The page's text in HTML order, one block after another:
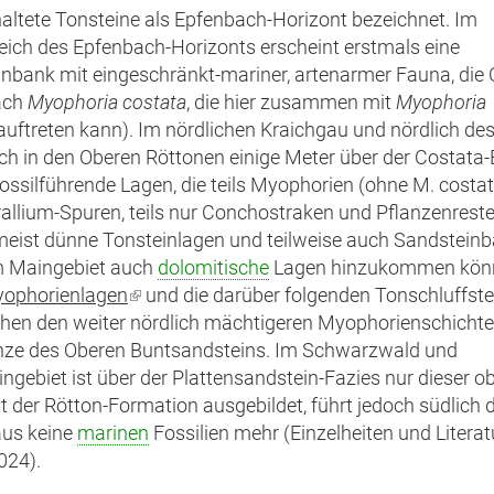
Tonsteine als Epfenbach-Horizont bezeichnet. Im
des Epfenbach-Horizonts erscheint erstmals eine
mit eingeschränkt-mariner, artenarmer Fauna, die
Myophoria costata, die hier zusammen mit Myophoria
kann). Im nördlichen Kraichgau und nördlich
in den Oberen Röttonen einige Meter über der
Lagen, die teils Myophorien (ohne M.
Spuren, teils nur Conchostraken und
dünne Tonsteinlagen und teilweise auch
Maingebiet auch dolomitische Lagen hinzukommen
(Link
ist
extern)
und die darüber folgenden
den weiter nördlich mächtigeren
des Oberen Buntsandsteins. Im Schwarzwald und
ist über der Plattensandstein-Fazies nur dieser
der Rötton-Formation ausgebildet, führt jedoch südlich
keine marinen Fossilien mehr (Einzelheiten und